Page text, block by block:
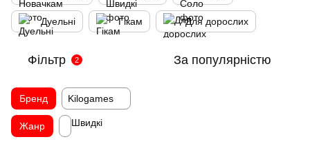
Дуельні Гікам Для дорослих
Фільтр 2 За популярністю
Бренд Kilogames
Жанр Швидкі